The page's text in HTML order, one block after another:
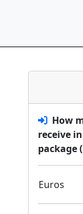
How
receive
package
Euros